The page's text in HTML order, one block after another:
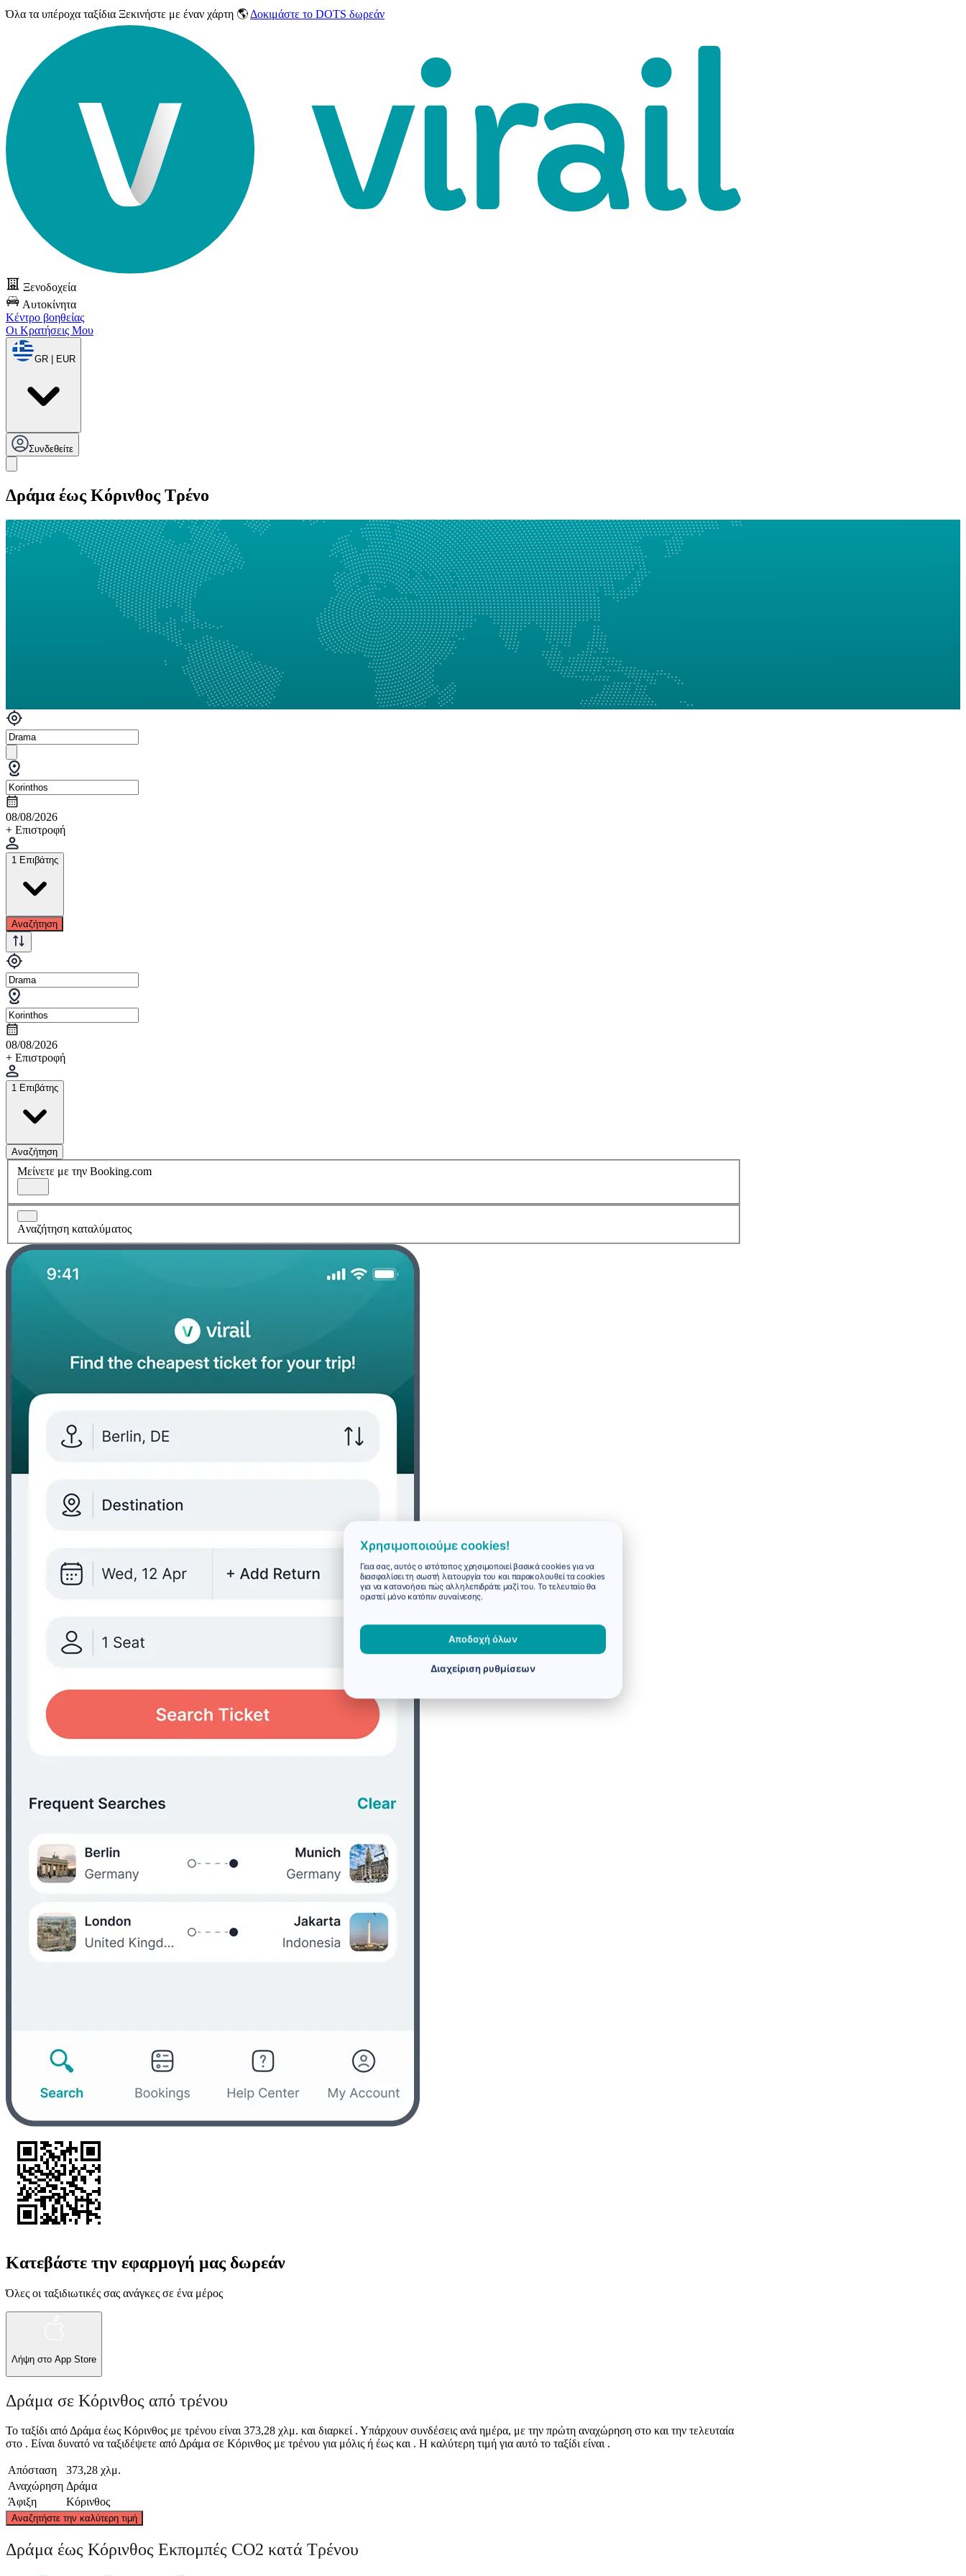
Όλα τα υπέροχα ταξίδια Ξεκινήστε με έναν χάρτη 🌎 Δοκιμάστε το DOTS δωρεάν
Ξενοδοχεία
Αυτοκίνητα
Κέντρο βοηθείας
Οι Κρατήσεις Μου
GR | EUR
Συνδεθείτε
Δράμα έως Κόρινθος Τρένο
08/08/2026
+ Επιστροφή
1 Επιβάτης
Αναζήτηση
08/08/2026
+ Επιστροφή
1 Επιβάτης
Αναζήτηση
Μείνετε με την Booking.com
Aναζήτηση καταλύματος
Κατεβάστε την εφαρμογή μας δωρεάν
Όλες οι ταξιδιωτικές σας ανάγκες σε ένα μέρος
Λήψη στο App Store
Δράμα σε Κόρινθος από τρένου
Το ταξίδι από Δράμα έως Κόρινθος με τρένου είναι 373,28 χλμ. και διαρκεί . Υπάρχουν συνδέσεις ανά ημέρα, με την πρώτη αναχώρηση στο και την τελευταία
στο . Είναι δυνατό να ταξιδέψετε από Δράμα σε Κόρινθος με τρένου για μόλις ή έως και . Η καλύτερη τιμή για αυτό το ταξίδι είναι .
Απόσταση
373,28 χλμ.
Αναχώρηση Δράμα
Άφιξη
Κόρινθος
Αναζητήστε την καλύτερη τιμή
Δράμα έως Κόρινθος Εκπομπές CO2 κατά Τρένου
Χρησιμοποιούμε cookies!
Γεια σας, αυτός ο ιστότοπος χρησιμοποιεί βασικά cookies για να
διασφαλίσει τη σωστή λειτουργία του και παρακολουθεί τα cookies
για να κατανοήσει πώς αλληλεπιδράτε μαζί του. Το τελευταίο θα
οριστεί μόνο κατόπιν συναίνεσης.
Αποδοχή όλων
Διαχείριση ρυθμίσεων